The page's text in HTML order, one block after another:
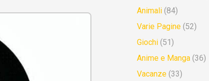
Animali (84)
Varie Pagine (52)
Giochi (51)
Anime e Manga (36)
Vacanze (33)